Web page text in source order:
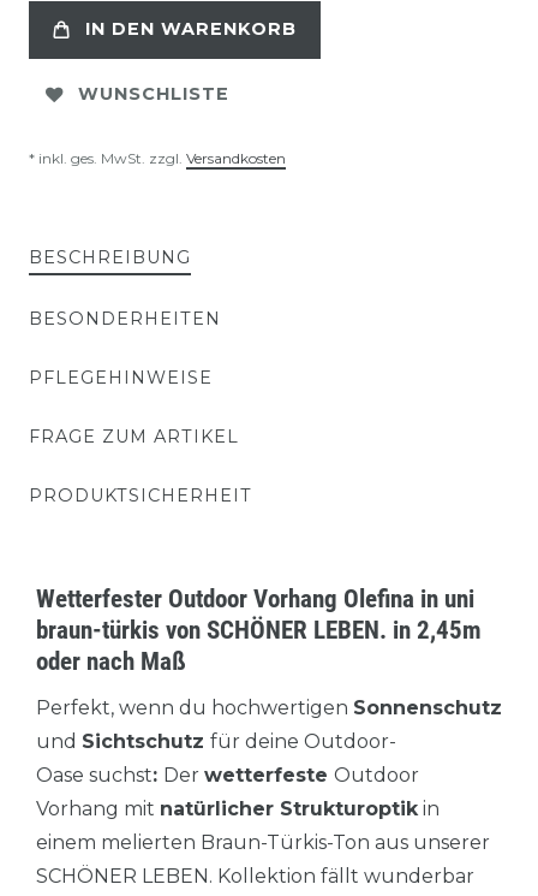
IN DEN WARENKORB
WUNSCHLISTE
* inkl. ges. MwSt. zzgl. Versandkosten
BESCHREIBUNG
BESONDERHEITEN
PFLEGEHINWEISE
FRAGE ZUM ARTIKEL
PRODUKTSICHERHEIT
Wetterfester Outdoor Vorhang Olefina in uni
braun-türkis von SCHÖNER LEBEN. in 2,45m
oder nach Maß
Perfekt, wenn du hochwertigen Sonnenschutz
und Sichtschutz für deine Outdoor-
Oase suchst: Der wetterfeste Outdoor
Vorhang mit natürlicher Strukturoptikin
einem melierten Braun-Türkis-Ton aus unserer
SCHÖNER LEBEN. Kollektion fällt wunderbar